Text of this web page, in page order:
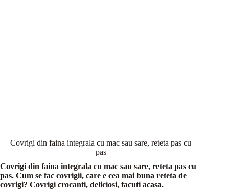
Covrigi din faina integrala cu mac sau sare, reteta pas cu
pas
Covrigi din faina integrala cu mac sau sare, reteta pas cu
pas. Cum se fac covrigii, care e cea mai buna reteta de
covrigi? Covrigi crocanti, deliciosi, facuti acasa.